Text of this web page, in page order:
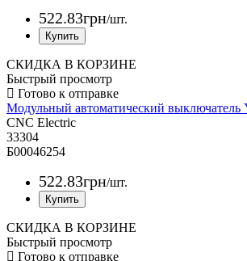
522.83грн/шт.
СКИДКА В КОРЗИНЕ
Быстрый просмотр
Модульный автоматический
CNC Electric
33304
Б00046254
522.83грн/шт.
СКИДКА В КОРЗИНЕ
Быстрый просмотр